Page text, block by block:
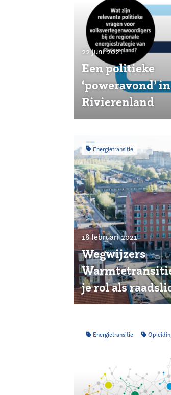
22 juni 2021
Een politieke
‘poweravond’ in
Rivierenland
Energietransitie
18 februari 2021
Wegwijzers
je rol als
Energietransitie Opleiding &